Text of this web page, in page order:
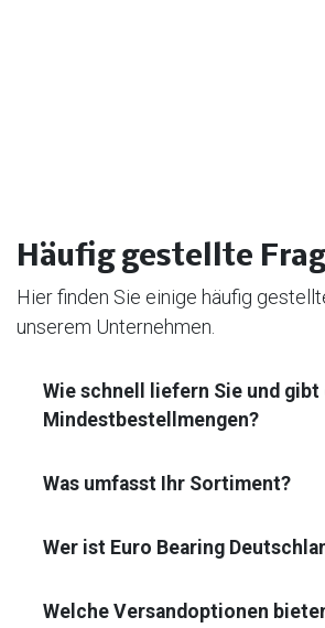
Häufig gestellte
Hier finden Sie einige häufig
unserem Unternehmen.
Wie schnell liefern Sie und gibt
Mindest­bestell­mengen?
Was umfasst Ihr Sortiment?
Wer ist Euro Bearing
Welche Versandoptionen